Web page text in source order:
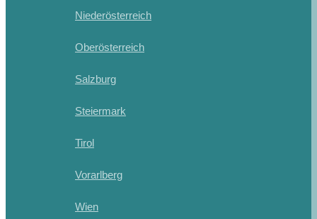
Niederösterreich
Oberösterreich
Salzburg
Steiermark
Tirol
Vorarlberg
Wien